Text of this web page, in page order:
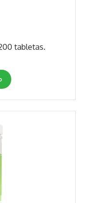
tabletas.